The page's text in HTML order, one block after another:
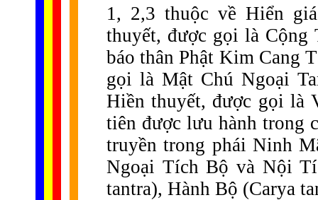
1, 2,3 thuộc về Hiển
thuyết, được gọi là Cộng
báo thân Phật Kim Cang
gọi là Mật Chú Ngoại
Hiền thuyết, được gọi là
tiên được lưu hành trong
truyền trong phái Ninh
Ngoại Tích Bộ và Nội
tantra), Hành Bộ (Carya